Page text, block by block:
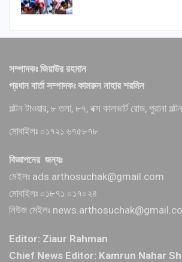
সম্পাদকঃ জিয়াউর রহমান
প্রধান বার্তা সম্পাদকঃ কামরুন নাহার শরমিন
পল্টন টাওয়ার, ৮ তলা, ৮৭, বক্স কালভার্ট রোড, পুরানা
মোবাইলঃ ০১৭২১ ৬৭৫৮৭৮
বিজ্ঞাপনের জন্যঃ
মেইলঃ ads.arthosuchak@gmail.com
মোবাইলঃ ০১৮৭১ ০১৭০২৪
নিউজ মেইলঃ
Editor: Ziaur Rahman
Chief News Editor: Kamrun Nahar